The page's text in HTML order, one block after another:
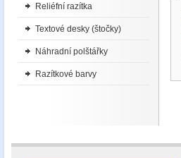
Reliéfní razítka
Textové desky (štočky)
Náhradní polštářky
Razítkové barvy